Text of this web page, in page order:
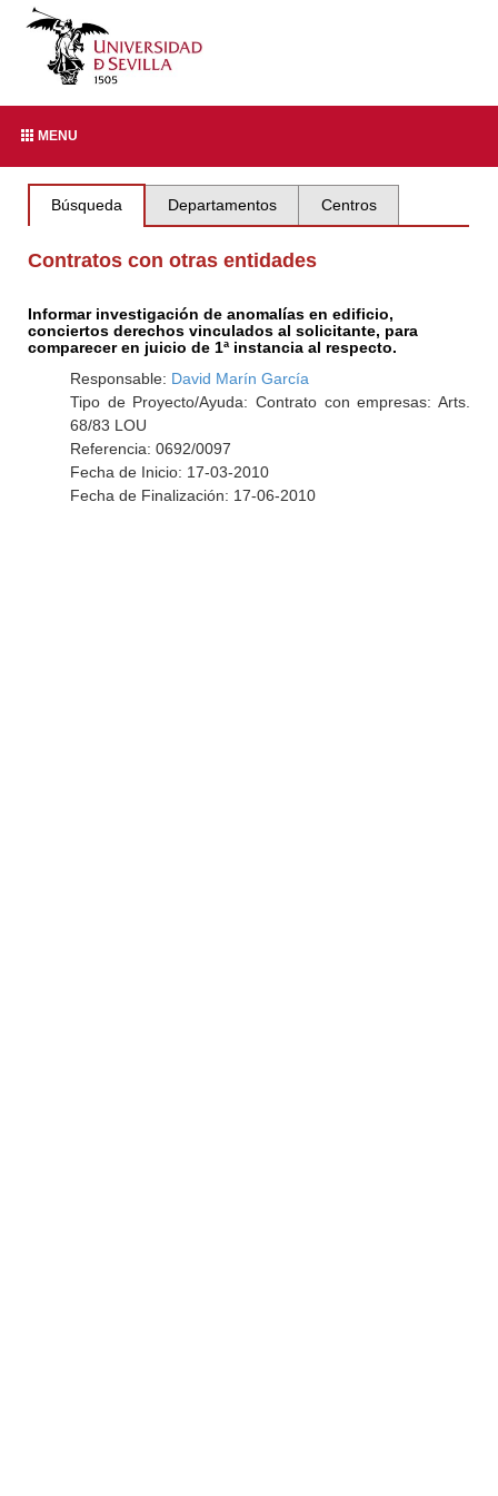
MENU
Búsqueda Departamentos Centros
Contratos con otras entidades
Informar investigación de anomalías en edificio,
conciertos derechos vinculados al solicitante, para
comparecer en juicio de 1ª instancia al respecto.
Responsable: David Marín García
Tipo de Proyecto/Ayuda: Contrato con empresas: Arts.
68/83 LOU
Referencia: 0692/0097
Fecha de Inicio: 17-03-2010
Fecha de Finalización: 17-06-2010